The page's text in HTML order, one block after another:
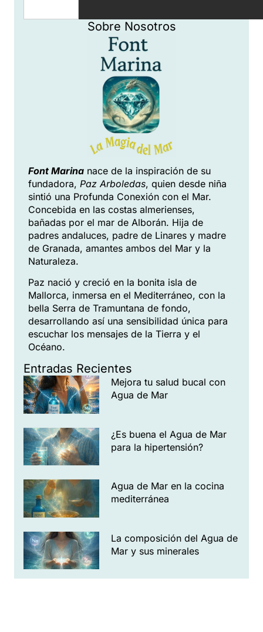
Sobre Nosotros
Font Marina nace de la inspiración de su
fundadora, Paz Arboledas, quien desde niña
sintió una Profunda Conexión con el Mar.
Concebida en las costas almerienses,
bañadas por el mar de Alborán. Hija de
padres andaluces, padre de Linares y madre
de Granada, amantes ambos del Mar y la
Naturaleza.
Paz nació y creció en la bonita isla de
Mallorca, inmersa en el Mediterráneo, con la
bella Serra de Tramuntana de fondo,
desarrollando así una sensibilidad única para
escuchar los mensajes de la Tierra y el
Océano.
Entradas Recientes
Mejora tu salud bucal con
Agua de Mar
¿Es buena el Agua de Mar
para la hipertensión?
Agua de Mar en la cocina
mediterránea
La composición del Agua de
Mar y sus minerales